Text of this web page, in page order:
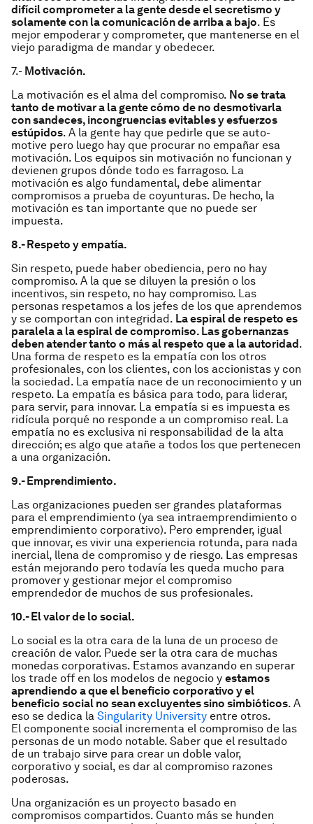
difícil comprometer a la gente desde el secretismo y
solamente con la comunicación de arriba a bajo. Es
mejor empoderar y comprometer, que mantenerse en el
viejo paradigma de mandar y obedecer.
7.- Motivación.
La motivación es el alma del compromiso. No se trata
tanto de motivar a la gente cómo de no desmotivarla
con sandeces, incongruencias evitables y esfuerzos
estúpidos. A la gente hay que pedirle que se auto-
motive pero luego hay que procurar no empañar esa
motivación. Los equipos sin motivación no funcionan y
devienen grupos dónde todo es farragoso. La
motivación es algo fundamental, debe alimentar
compromisos a prueba de coyunturas. De hecho, la
motivación es tan importante que no puede ser
impuesta.
8.- Respeto y empatía.
Sin respeto, puede haber obediencia, pero no hay
compromiso. A la que se diluyen la presión o los
incentivos, sin respeto, no hay compromiso. Las
personas respetamos a los jefes de los que aprendemos
y se comportan con integridad. La espiral de respeto es
paralela a la espiral de compromiso. Las gobernanzas
deben atender tanto o más al respeto que a la autoridad.
Una forma de respeto es la empatía con los otros
profesionales, con los clientes, con los accionistas y con
la sociedad. La empatía nace de un reconocimiento y un
respeto. La empatía es básica para todo, para liderar,
para servir, para innovar. La empatía si es impuesta es
ridícula porqué no responde a un compromiso real. La
empatía no es exclusiva ni responsabilidad de la alta
dirección; es algo que atañe a todos los que pertenecen
a una organización.
9.- Emprendimiento.
Las organizaciones pueden ser grandes plataformas
para el emprendimiento (ya sea intraemprendimiento o
emprendimiento corporativo). Pero emprender, igual
que innovar, es vivir una experiencia rotunda, para nada
inercial, llena de compromiso y de riesgo. Las empresas
están mejorando pero todavía les queda mucho para
promover y gestionar mejor el compromiso
emprendedor de muchos de sus profesionales.
10.- El valor de lo social.
Lo social es la otra cara de la luna de un proceso de
creación de valor. Puede ser la otra cara de muchas
monedas corporativas. Estamos avanzando en superar
los trade off en los modelos de negocio y estamos
aprendiendo a que el beneficio corporativo y el
beneficio social no sean excluyentes sino simbióticos. A
eso se dedica la Singularity University entre otros.
El componente social incrementa el compromiso de las
personas de un modo notable. Saber que el resultado
de un trabajo sirve para crear un doble valor,
corporativo y social, es dar al compromiso razones
poderosas.
Una organización es un proyecto basado en
compromisos compartidos. Cuanto más se hunden